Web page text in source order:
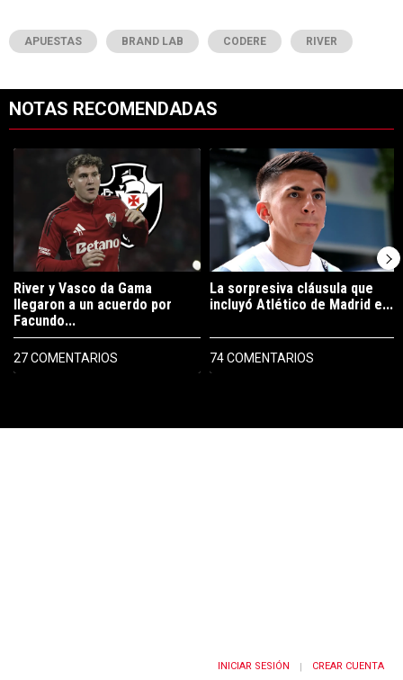
APUESTAS BRAND LAB CODERE RIVER
NOTAS RECOMENDADAS
Un artículo de tendencia con el título "River y Vasco da Gama
River y Vasco da Gama
llegaron a un acuerdo por
Facundo...
27 COMENTARIOS
Un artículo de tendencia con el
La sorpresiva cláusula que
incluyó Atlético de Madrid e...
74 COMENTARIOS
INICIAR SESIÓN | CREAR CUENTA